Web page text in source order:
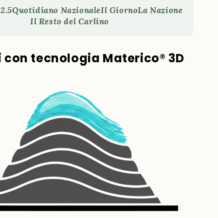
Quotidiano NazionaleIl GiornoLa Nazione
Il Resto del Carlino
con tecnologia Materico® 3D